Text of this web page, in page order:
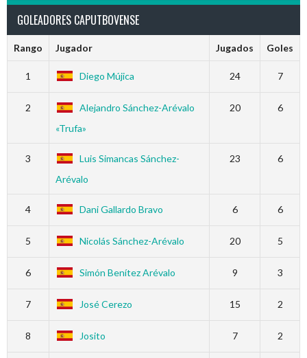
GOLEADORES CAPUTBOVENSE
Rango Jugador Jugados Goles
1 Diego Mújica 24 7
2
Alejandro Sánchez-Arévalo
«Trufa»
20 6
3
Luis Simancas Sánchez-
Arévalo
23 6
4 Dani Gallardo Bravo 6 6
5 Nicolás Sánchez-Arévalo 20 5
6 Simón Benítez Arévalo 9 3
7 José Cerezo 15 2
8 Josito 7 2